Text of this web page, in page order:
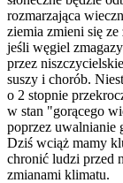
rozmarzająca
ziemia zmieni się
jeśli węgiel
przez
suszy i chorób.
o 2 stopnie
w stan "gorącego
poprzez uwalnianie
Dziś wciąż mamy
chronić ludzi przed
zmianami klimatu.